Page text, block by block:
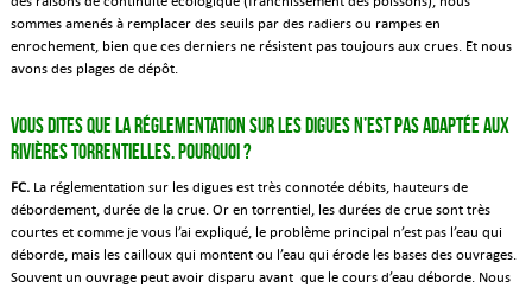
sommes amenés à remplacer des seuils par des radiers ou rampes en
enrochement, bien que ces derniers ne résistent pas toujours aux crues. Et nous
avons des plages de dépôt.
Vous dites que la réglementation sur les digues n’est pas adaptée aux
rivières torrentielles. Pourquoi ?
FC.La réglementation sur les digues est très connotée débits, hauteurs de
débordement, durée de la crue. Or en torrentiel, les durées de crue sont très
courtes et comme je vous l’ai expliqué, le problème principal n’est pas l’eau qui
déborde, mais les cailloux qui montent ou l’eau qui érode les bases des ouvrages.
Souvent un ouvrage peut avoir disparu avant que le cours d’eau déborde. Nous